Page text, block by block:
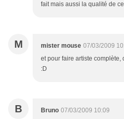
fait mais aussi la qualité de
M mister mouse 07/03/2009
et pour faire artiste
:D
B Bruno 07/03/2009 10:09